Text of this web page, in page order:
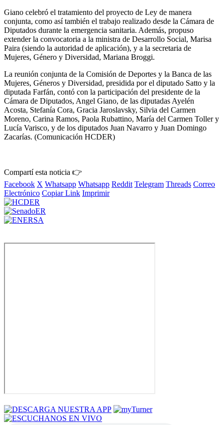
Giano celebró el tratamiento del proyecto de Ley de manera
conjunta, como así también el trabajo realizado desde la Cámara de
Diputados durante la emergencia sanitaria. Además, propuso
extender la convocatoria a la ministra de Desarrollo Social, Marisa
Paira (siendo la autoridad de aplicación), y a la secretaria de
Mujeres, Género y Diversidad, Mariana Broggi.
La reunión conjunta de la Comisión de Deportes y la Banca de las
Mujeres, Géneros y Diversidad, presidida por el diputado Satto y la
diputada Farfán, contó con la participación del presidente de la
Cámara de Diputados, Angel Giano, de las diputadas Ayelén
Acosta, Stefanía Cora, Gracia Jaroslavsky, Silvia del Carmen
Moreno, Carina Ramos, Paola Rubattino, María del Carmen Toller y
Lucía Varisco, y de los diputados Juan Navarro y Juan Domingo
Zacarías. (Comunicación HCDER)
Compartí esta noticia 👉
Facebook X Whatsapp Whatsapp Reddit Telegram Threads Correo
Electrónico Copiar Link Imprimir